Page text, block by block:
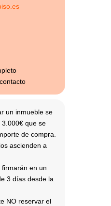
un inmueble se
que se
de compra.
ascienden a
en un
3 días desde la
NO reservar el